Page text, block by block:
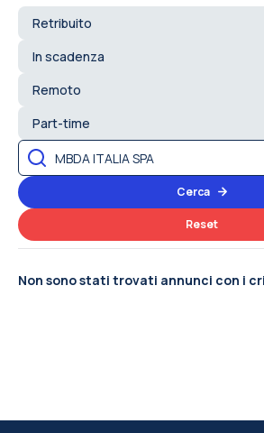
Retribuito
In scadenza
Remoto
Part-time
Cerca
Reset
Non sono stati trovati annunci con i